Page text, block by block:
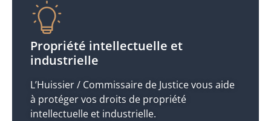
Propriété intellectuelle et
industrielle
L’Huissier / Commissaire de Justice vous aide
à protéger vos droits de propriété
intellectuelle et industrielle.